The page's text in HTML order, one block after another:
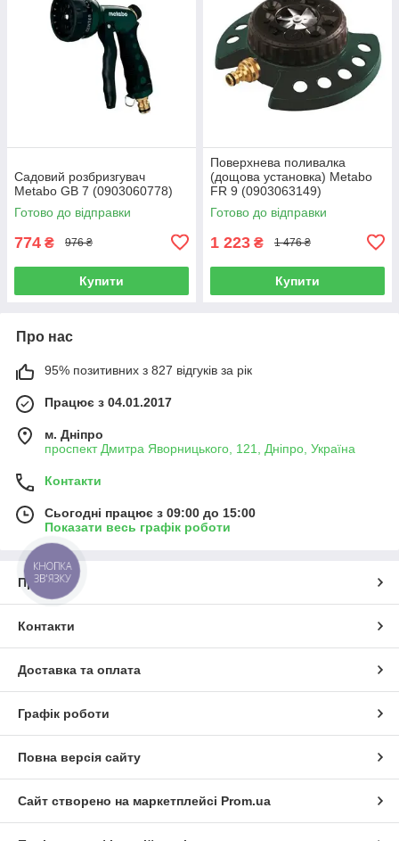
Садовий розбризгувач
Metabo GB 7 (0903060778)
Готово до відправки
774 ₴ 976 ₴
Купити
Поверхнева поливалка
(дощова установка) Metabo
FR 9 (0903063149)
Готово до відправки
1 223 ₴ 1 476 ₴
Купити
Про нас
95% позитивних з 827 відгуків за рік
Працює з 04.01.2017
м. Дніпро
проспект Дмитра Яворницького, 121, Дніпро, Україна
Контакти
Сьогодні працює з 09:00 до 15:00
Показати весь графік роботи
Про нас
Контакти
Доставка та оплата
Графік роботи
Повна версія сайту
Сайт створено на маркетплейсі Prom.ua
КНОПКА
ЗВ'ЯЗКУ